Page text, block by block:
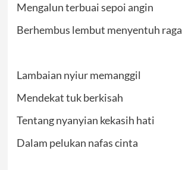
Mengalun terbuai sepoi angin
Berhembus lembut menyentuh raga
Lambaian nyiur memanggil
Mendekat tuk berkisah
Tentang nyanyian kekasih hati
Dalam pelukan nafas cinta